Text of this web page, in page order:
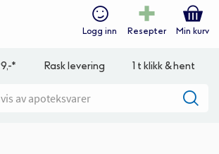
Logg inn Resepter Min kurv
* Rask levering 1 t klikk & hent